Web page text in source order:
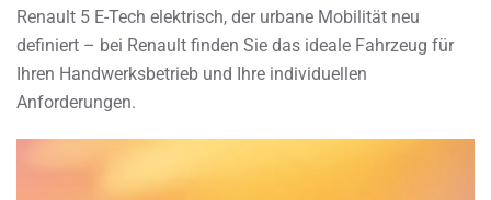
Renault 5 E-Tech elektrisch, der urbane Mobilität neu
definiert – bei Renault finden Sie das ideale Fahrzeug für
Ihren Handwerksbetrieb und Ihre individuellen
Anforderungen.